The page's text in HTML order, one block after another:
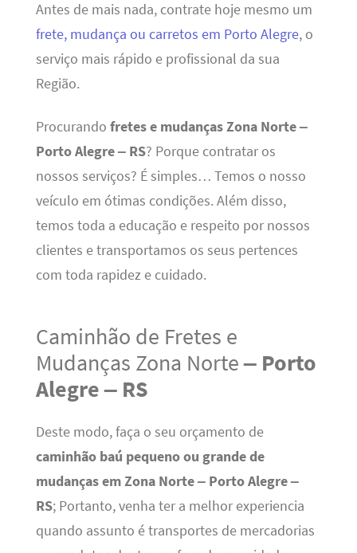
Antes de mais nada, contrate hoje mesmo um
frete, mudança ou carretos em Porto Alegre, o
serviço mais rápido e profissional da sua
Região.
Procurando fretes e mudanças Zona Norte –
Porto Alegre – RS? Porque contratar os
nossos serviços? É simples… Temos o nosso
veículo em ótimas condições. Além disso,
temos toda a educação e respeito por nossos
clientes e transportamos os seus pertences
com toda rapidez e cuidado.
Caminhão de Fretes e
Mudanças Zona Norte– Porto
Alegre – RS
Deste modo, faça o seu orçamento de
caminhão baú pequeno ou grande de
mudanças em Zona Norte – Porto Alegre –
RS; Portanto, venha ter a melhor experiencia
quando assunto é transportes de mercadorias